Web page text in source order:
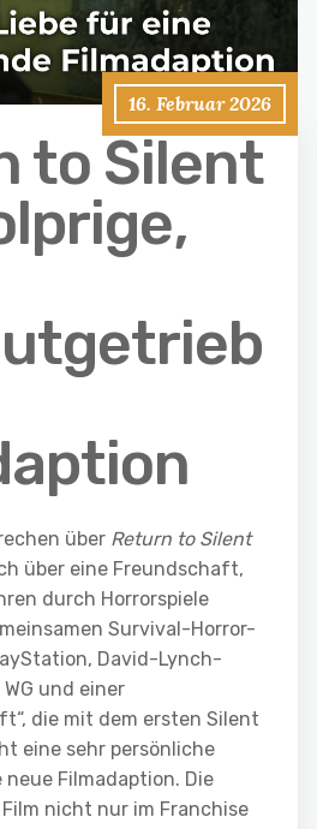
16. Februar 2026
to Silent
über Return to Silent
über eine Freundschaft,
durch Horrorspiele
Survival-Horror-
David-Lynch-
und einer
die mit dem ersten Silent
eine sehr persönliche
Filmadaption. Die
nicht nur im Franchise